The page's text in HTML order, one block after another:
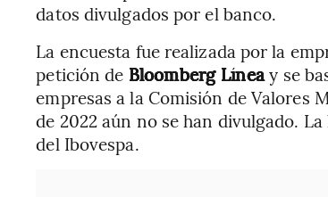
datos divulgados por el banco.
La encuesta fue realizada por la
petición de Bloomberg Líneay se
empresas a la Comisión de Valores
de 2022 aún no se han divulgado.
del Ibovespa.